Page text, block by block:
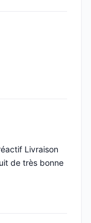
Livraison
de très bonne